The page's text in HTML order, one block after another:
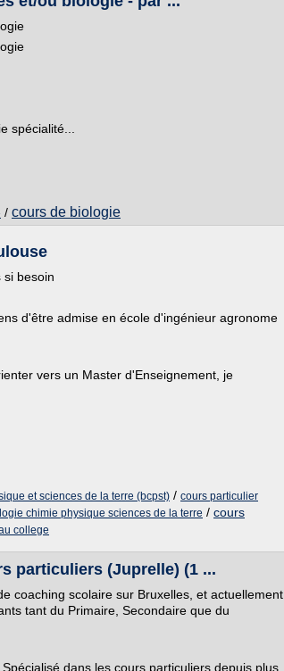
spécialité...
/ cours de biologie
si besoin
d'être admise en école d'ingénieur agronome
vers un Master d'Enseignement, je
et sciences de la terre (bcpst) / cours particulier
chimie physique sciences de la terre / cours
college
particuliers (Juprelle) (1 ...
coaching scolaire sur Bruxelles, et actuellement
tant du Primaire, Secondaire que du
dans les cours particuliers depuis plus